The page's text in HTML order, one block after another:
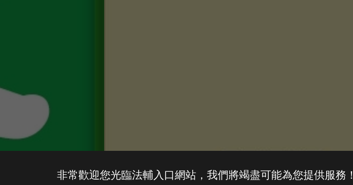
非常歡迎您光臨法輔入口網站，我們將竭盡可能為您提供服務！